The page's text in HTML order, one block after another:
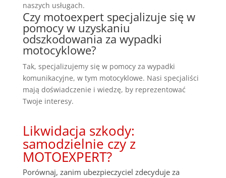
naszych usługach.
Czy motoexpert specjalizuje się w
pomocy w uzyskaniu
odszkodowania za wypadki
motocyklowe?
Tak, specjalizujemy się w pomocy za wypadki
komunikacyjne, w tym motocyklowe. Nasi specjaliści
mają doświadczenie i wiedzę, by reprezentować
Twoje interesy.
Likwidacja szkody:
samodzielnie czy z
MOTOEXPERT?
Porównaj, zanim ubezpieczyciel zdecyduje za